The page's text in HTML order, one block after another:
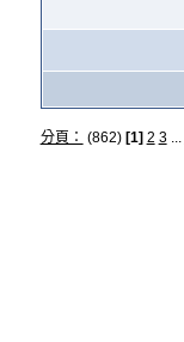
分頁： (862) [1] 2 3...